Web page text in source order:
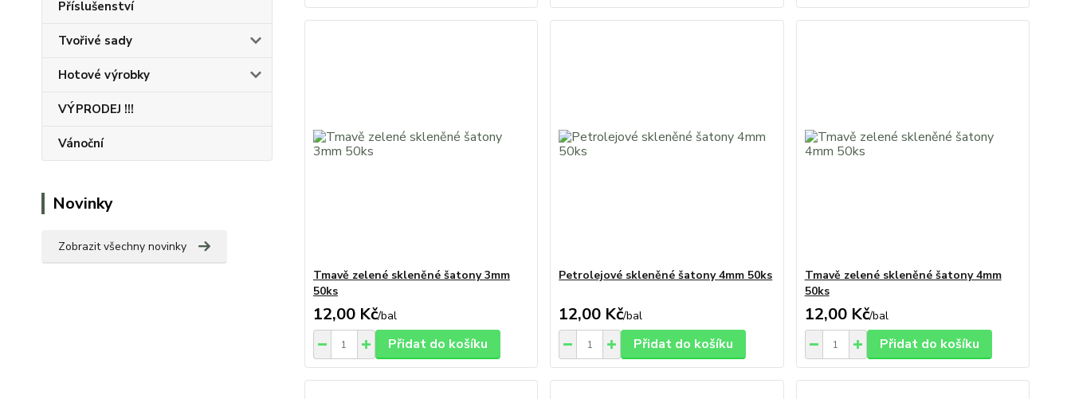
Příslušenství
Tvořivé sady
Hotové výrobky
VÝPRODEJ !!!
Vánoční
Novinky
Zobrazit všechny novinky
Tmavě zelené skleněné šatony 3mm
50ks
12,00 Kč/bal
Přidat do košíku
Petrolejové skleněné šatony 4mm 50ks
12,00 Kč/bal
Přidat do košíku
Tmavě zelené skleněné šatony 4mm
50ks
12,00 Kč/bal
Přidat do košíku